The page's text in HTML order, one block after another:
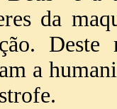
da
Deste
a